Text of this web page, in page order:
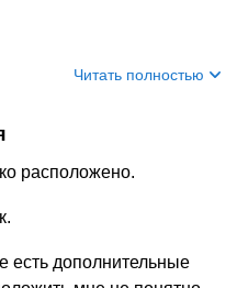
Читать полностью
расположено.
есть дополнительные